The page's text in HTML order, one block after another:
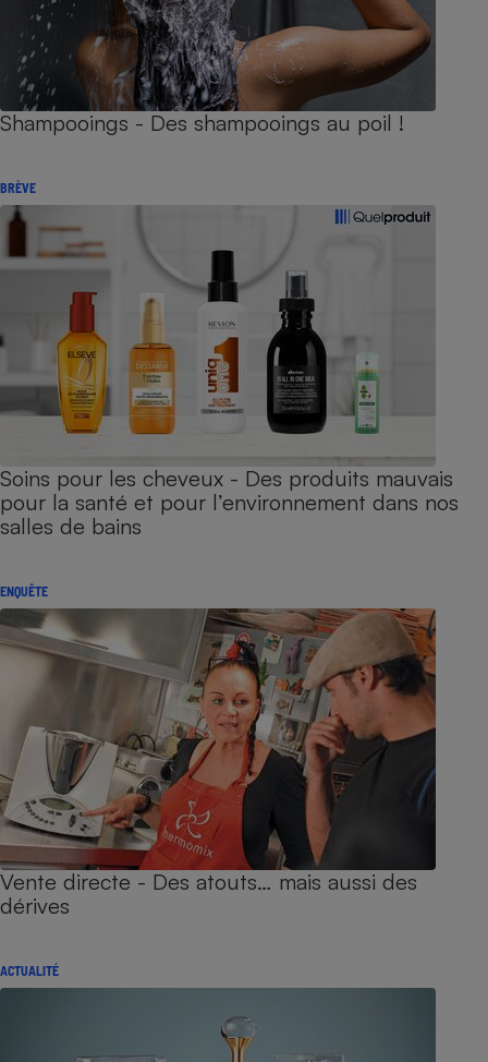
Shampooings - Des shampooings au poil !
BRÈVE
Soins pour les cheveux - Des produits mauvais
pour la santé et pour l’environnement dans nos
salles de bains
ENQUÊTE
Vente directe - Des atouts… mais aussi des
dérives
ACTUALITÉ